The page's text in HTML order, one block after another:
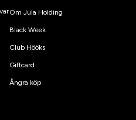
Om Jula Holding
Black Week
Club Hööks
Giftcard
Ångra köp